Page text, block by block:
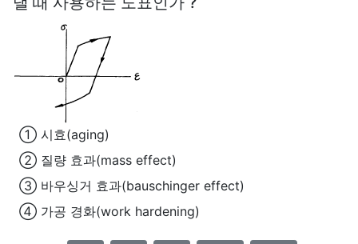
① 시효(aging)
② 질량 효과(mass effect)
③ 바우싱거 효과(bauschinger effect)
④ 가공 경화(work hardening)